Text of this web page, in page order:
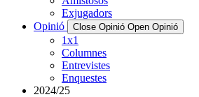
Exjugadors
Opinió
Close Opinió Open Opinió
1x1
Columnes
Entrevistes
Enquestes
2024/25